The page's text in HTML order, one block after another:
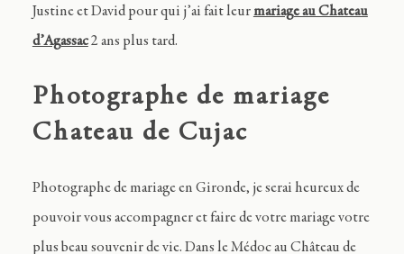
Justine et David pour qui j’ai fait leurmariage au Chateau
d’Agassac2 ans plus tard.
Photographe de mariage
Chateau de Cujac
Photographe de mariage en Gironde, je serai heureux de
pouvoir vous accompagner et faire de votre mariage votre
plus beau souvenir de vie. Dans le Médoc au Château de